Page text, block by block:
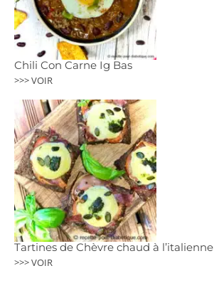
Chili Con Carne Ig Bas
>>> VOIR
Tartines de Chèvre chaud à l’italienne
>>> VOIR